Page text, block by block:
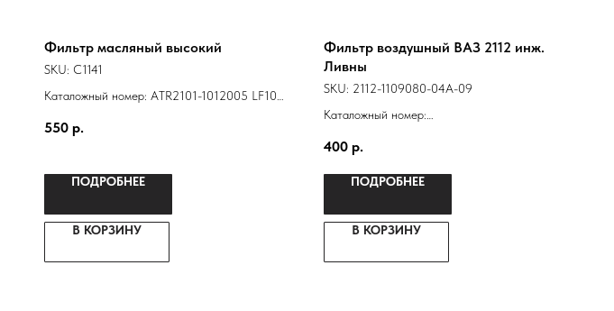
Фильтр масляный высокий
SKU: C1141
Каталожный номер: ATR2101-1012005 LF101-
21010101200583 NF-1001EURO 2101-
550 р.
ПОДРОБНЕЕ
В КОРЗИНУ
Фильтр воздушный ВАЗ 2112 инж.
Ливны
SKU: 2112-1109080-04А-09
Каталожный номер:
2112-1109080
400 р.
ПОДРОБНЕЕ
В КОРЗИНУ